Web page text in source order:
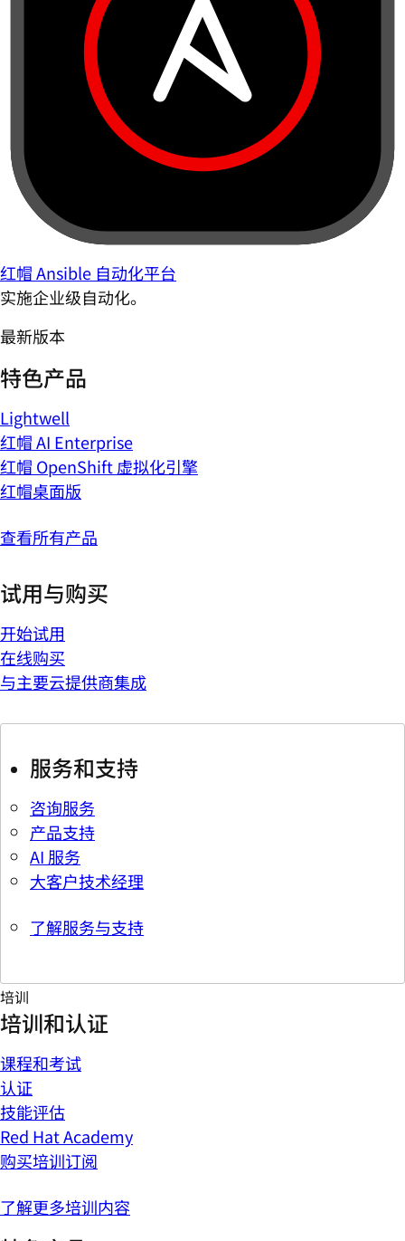
红帽 Ansible 自动化平台
实施企业级自动化。
最新版本
特色产品
Lightwell
红帽 AI Enterprise
红帽 OpenShift 虚拟化引擎
红帽桌面版
查看所有产品
试用与购买
开始试用
在线购买
与主要云提供商集成
服务和支持
咨询服务
产品支持
AI 服务
大客户技术经理
了解服务与支持
培训
培训和认证
课程和考试
认证
技能评估
Red Hat Academy
购买培训订阅
了解更多培训内容